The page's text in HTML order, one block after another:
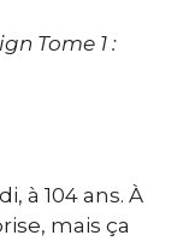
Tome 1 :
à 104 ans. À
mais ça